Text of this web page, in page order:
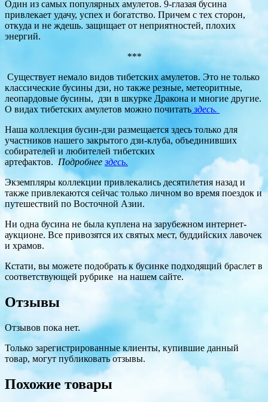
Один из самых популярных амулетов. 9-глазая бусина
привлекает удачу, успех и богатство. Причем с тех сторон,
откуда и не ждешь. защищает от неприятностей, плохих
энергий.
***
Существует немало видов тибетских амулетов. Это не только
классические бусины дзи, но также резные, метеоритные,
леопардовые бусины, дзи в шкурке Дракона и многие другие.
О видах тибетских амулетов можно почитать здесь.
Наша коллекция бусин-дзи размещается здесь только для
участников нашего закрытого дзи-клуба, объединивших
собирателей и любителей тибетских
артефактов. Подробнее здесь.
Экземпляры коллекции привлекались десятилетия назад и
также привлекаются сейчас только личном во время поездок и
путешествий по Восточной Азии.
Ни одна бусина не была куплена на зарубежном интернет-
аукционе. Все привозятся их святых мест, буддийских лавочек
и храмов.
Кстати, вы можете подобрать к бусинке подходящий браслет в
соответствующей рубрике на нашем сайте.
Отзывы
Отзывов пока нет.
Только зарегистрированные клиенты, купившие данный
товар, могут публиковать отзывы.
Похожие товары